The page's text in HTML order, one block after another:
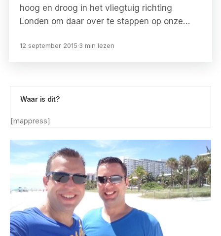
hoog en droog in het vliegtuig richting
Londen om daar over te stappen op onze…
12 september 2015·3 min lezen
Waar is dit?
[mappress]